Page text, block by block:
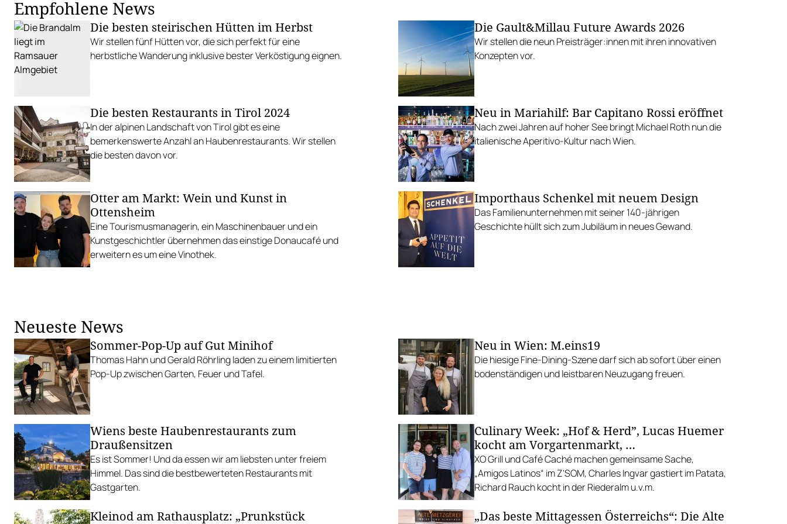
Empfohlene News
Die besten steirischen Hütten im Herbst
Wir stellen fünf Hütten vor, die sich perfekt für eine
herbstliche Wanderung inklusive bester Verköstigung eignen.
Die Gault&Millau Future Awards 2026
Wir stellen die neun Preisträger:innen mit ihren innovativen
Konzepten vor.
Die besten Restaurants in Tirol 2024
In der alpinen Landschaft von Tirol gibt es eine
bemerkenswerte Anzahl an Haubenrestaurants. Wir stellen
die besten davon vor.
Neu in Mariahilf: Bar Capitano Rossi eröffnet
Nach zwei Jahren auf hoher See bringt Michael Roth nun die
italienische Aperitivo-Kultur nach Wien.
Otter am Markt: Wein und Kunst in
Ottensheim
Eine Tourismusmanagerin, ein Maschinenbauer und ein
Kunstgeschichtler übernehmen das einstige Donaucafé und
erweitern es um eine Vinothek.
Importhaus Schenkel mit neuem Design
Das Familienunternehmen mit seiner 140-jährigen
Geschichte hüllt sich zum Jubiläum in neues Gewand.
Neueste News
Sommer-Pop-Up auf Gut Minihof
Thomas Hahn und Gerald Röhrling laden zu einem limitierten
Pop-Up zwischen Garten, Feuer und Tafel.
Neu in Wien: M.eins19
Die hiesige Fine-Dining-Szene darf sich ab sofort über einen
bodenständigen und leistbaren Neuzugang freuen.
Wiens beste Haubenrestaurants zum
Draußensitzen
Es ist Sommer! Und da essen wir am liebsten unter freiem
Himmel. Das sind die bestbewerteten Restaurants mit
Gastgarten.
Culinary Week: „Hof & Herd”, Lucas Huemer
kocht am Vorgartenmarkt, …
XO Grill und Café Caché machen gemeinsame Sache,
„Amigos Latinos“ im Z'SOM, Charles Ingvar gastiert im Patata,
Richard Rauch kocht in der Riederalm u.v.m.
Kleinod am Rathausplatz: „Prunkstück
„Das beste Mittagessen Österreichs“: Die Alte